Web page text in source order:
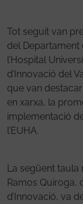
Tot seguit van
del Departament
l’Hospital
d’Innovació del
que van
en xarxa, la
implementació
l’EUHA.
La següent
Ramos Quiroga,
d’Innovació, va